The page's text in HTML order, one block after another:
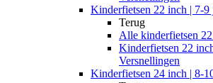
Kinderfietsen 22 inch | 7-9
Terug
Alle kinderfietsen
Kinderfietsen 22
Versnellingen
Kinderfietsen 24 inch | 8-